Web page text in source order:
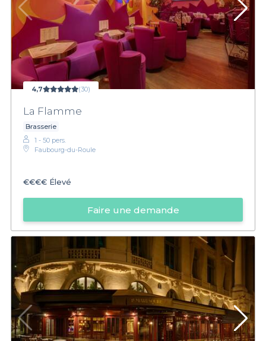
4,7 (30)
La Flamme
Brasserie
1 - 50 pers.
Faubourg-du-Roule
€€€€ Élevé
Faire une demande